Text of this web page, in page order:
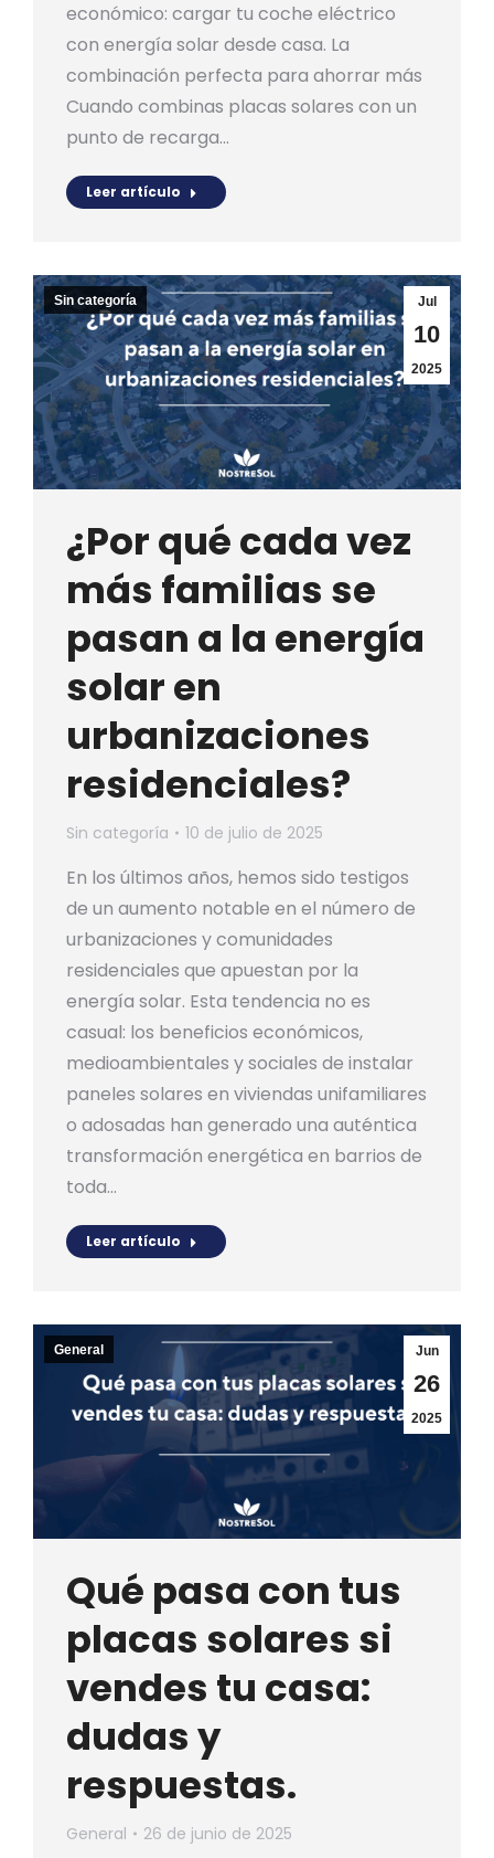
económico: cargar tu coche eléctrico
con energía solar desde casa. La
combinación perfecta para ahorrar más
Cuando combinas placas solares con un
punto de recarga…
Leer artículo
Jul
10
2025
Sin categoría
¿Por qué cada vez
más familias se
pasan a la energía
solar en
urbanizaciones
residenciales?
Sin categoría 10 de julio de 2025
En los últimos años, hemos sido testigos
de un aumento notable en el número de
urbanizaciones y comunidades
residenciales que apuestan por la
energía solar. Esta tendencia no es
casual: los beneficios económicos,
medioambientales y sociales de instalar
paneles solares en viviendas unifamiliares
o adosadas han generado una auténtica
transformación energética en barrios de
toda…
Leer artículo
Jun
26
2025
General
Qué pasa con tus
placas solares si
vendes tu casa:
dudas y
respuestas.
General 26 de junio de 2025